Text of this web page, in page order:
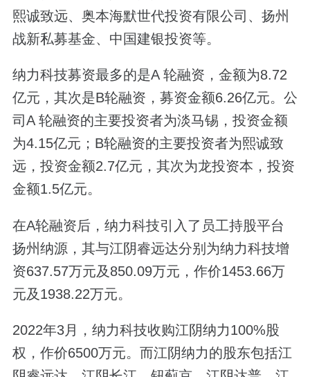
熙诚致远、奥本海默世代投资有限公司、扬州
战新私募基金、中国建银投资等。
纳力科技募资最多的是A 轮融资，金额为8.72
亿元，其次是B轮融资，募资金额6.26亿元。公
司A 轮融资的主要投资者为淡马锡，投资金额
为4.15亿元；B轮融资的主要投资者为熙诚致
远，投资金额2.7亿元，其次为龙投资本，投资
金额1.5亿元。
在A轮融资后，纳力科技引入了员工持股平台
扬州纳源，其与江阴睿远达分别为纳力科技增
资637.57万元及850.09万元，作价1453.66万
元及1938.22万元。
2022年3月，纳力科技收购江阴纳力100%股
权，作价6500万元。而江阴纳力的股东包括江